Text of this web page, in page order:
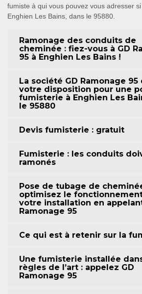
fumiste à qui vous pouvez vous adresser
Enghien Les Bains, dans le 95880.
Ramonage des conduits de
cheminée : fiez-vous à GD
95 à Enghien Les Bains !
La société GD Ramonage 95
votre disposition pour une
fumisterie à Enghien Les
le 95880
Devis fumisterie : gratuit
Fumisterie : les conduits
ramonés
Pose de tubage de
optimisez le
votre installation en
Ramonage 95
Ce qui est à retenir sur la
Une fumisterie installée
règles de l’art : appelez GD
Ramonage 95